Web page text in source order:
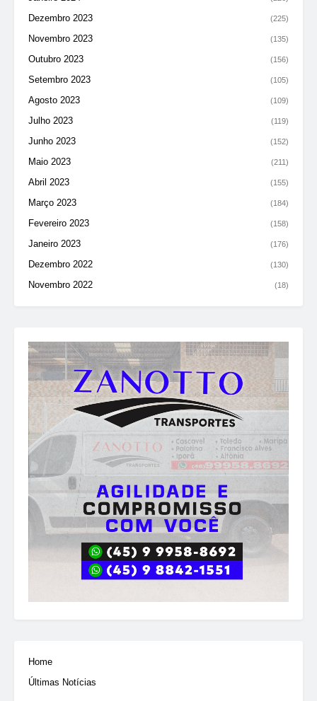
Dezembro 2023 (225)
Novembro 2023 (135)
Outubro 2023 (156)
Setembro 2023 (105)
Agosto 2023 (109)
Julho 2023 (119)
Junho 2023 (152)
Maio 2023 (211)
Abril 2023 (155)
Março 2023 (184)
Fevereiro 2023 (158)
Janeiro 2023 (176)
Dezembro 2022 (130)
Novembro 2022 (18)
Home
Últimas Notícias